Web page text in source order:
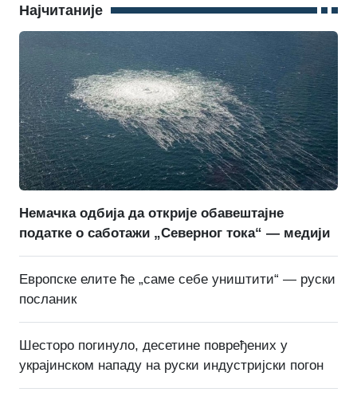
Најчитаније
Немачка одбија да открије обавештајне
податке о саботажи „Северног тока“ — медији
Европске елите ће „саме себе уништити“ — руски
посланик
Шесторо погинуло, десетине повређених у
украјинском нападу на руски индустријски погон